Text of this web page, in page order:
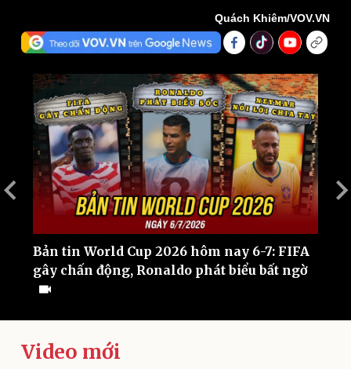
Thế giới
Quan sát
Cuộc sống đó đây
Hồ sơ
Multimedia
Video
Ảnh
E-Magazine
Infographic
Quách Khiêm/VOV.VN
Bản tin World Cup 2026 hôm nay 6-7: FIFA
gây chấn động, Ronaldo phát biểu bất ngờ
Video mới